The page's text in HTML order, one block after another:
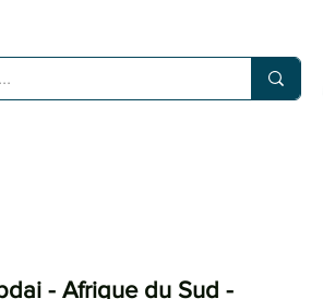
- Afrique du Sud -